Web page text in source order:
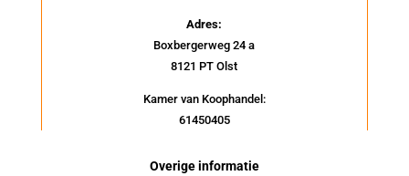
Adres:
Boxbergerweg 24 a
8121 PT Olst
Kamer van Koophandel:
61450405
Overige informatie